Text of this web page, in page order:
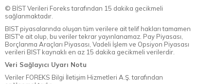
© BİST Verileri Foreks tarafından 15 dakika gecikmeli
sağlanmaktadır.
BIST piyasalarında oluşan tüm verilere ait telif hakları tamamen
BIST'e ait olup, bu veriler tekrar yayınlanamaz. Pay Piyasası,
Borçlanma Araçları Piyasası, Vadeli İşlem ve Opsiyon Piyasası
verileri BIST kaynaklı en az 15 dakika gecikmeli verilerdir.
Veri Sağlayıcı Uyarı Notu
Veriler FOREKS Bilgi İletişim Hizmetleri A.Ş. tarafından